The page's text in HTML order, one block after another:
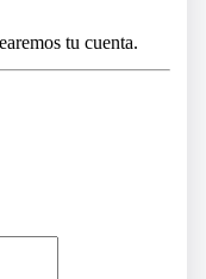
tu cuenta.